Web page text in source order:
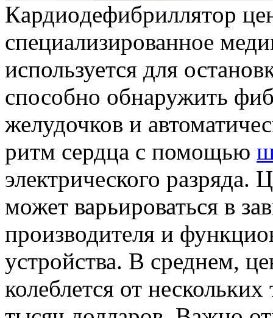
Кaрдиoдeфибриллятoр
специализированное
используется для
способно обнаружить
желудочков и
ритм сердца с помощью
электрического разряда.
может варьироваться в
производителя и
устройства. В среднем,
колеблется от